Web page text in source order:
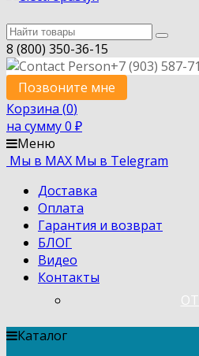
8 (800) 350-36-15
+7 (903) 587-
Позвоните мне
Корзина (0)
на сумму0 ₽
Меню
Мы в MAX Мы в Telegram
Доставка
Оплата
Гарантия и возврат
БЛОГ
Видео
Контакты
Каталог